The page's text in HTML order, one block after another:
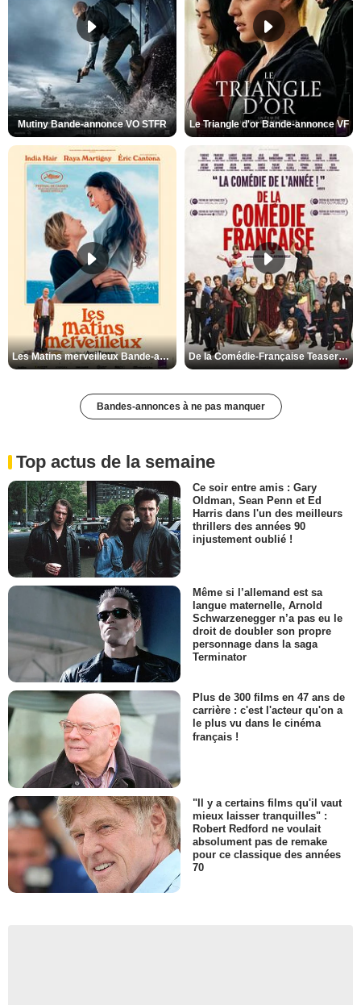
Mutiny Bande-annonce VO STFR Le Triangle d'or Bande-annonce VF
Les Matins merveilleux Bande-annonce VF De la Comédie-Française Teaser VF
Bandes-annonces à ne pas manquer
Top actus de la semaine
Ce soir entre amis : Gary
Oldman, Sean Penn et Ed
Harris dans l'un des meilleurs
thrillers des années 90
injustement oublié !
Même si l’allemand est sa
langue maternelle, Arnold
Schwarzenegger n’a pas eu le
droit de doubler son propre
personnage dans la saga
Terminator
Plus de 300 films en 47 ans de
carrière : c'est l'acteur qu'on a
le plus vu dans le cinéma
français !
"Il y a certains films qu'il vaut
mieux laisser tranquilles" :
Robert Redford ne voulait
absolument pas de remake
pour ce classique des années
70